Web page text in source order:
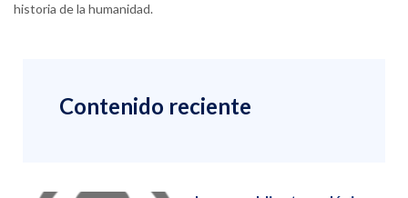
historia de la humanidad.
Contenido reciente